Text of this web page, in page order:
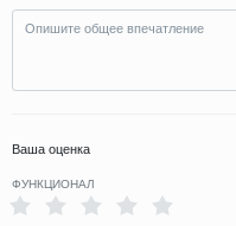
Ваша оценка
ФУНКЦИОНАЛ